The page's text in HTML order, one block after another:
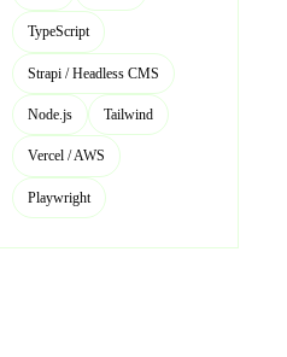
TypeScript
Strapi / Headless CMS
Node.js Tailwind
Vercel / AWS
Playwright